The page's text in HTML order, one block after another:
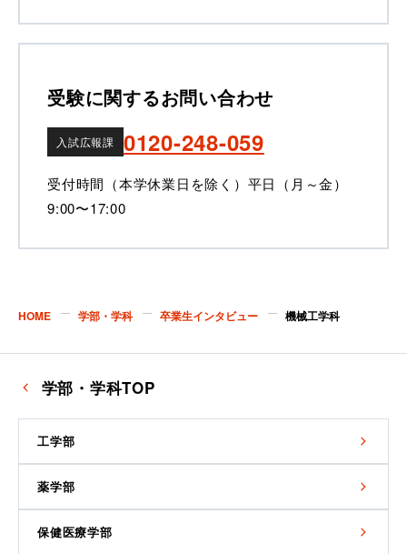
受験に関するお問い合わせ
入試広報課 0120-248-059
受付時間（本学休業日を除く） 平日（月～金）
9:00〜17:00
HOME 学部・学科 卒業生インタビュー 機械工学科
学部・学科TOP
工学部
薬学部
保健医療学部